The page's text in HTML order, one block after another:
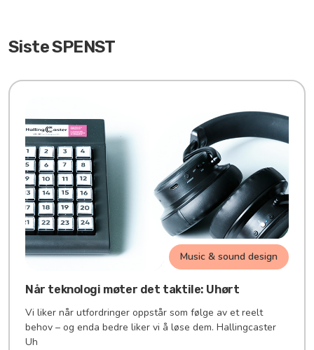
Siste SPENST
Music & sound design
Når teknologi møter det taktile: Uhørt
Vi liker når utfordringer oppstår som følge av et reelt
behov – og enda bedre liker vi å løse dem. Hallingcaster
Uh